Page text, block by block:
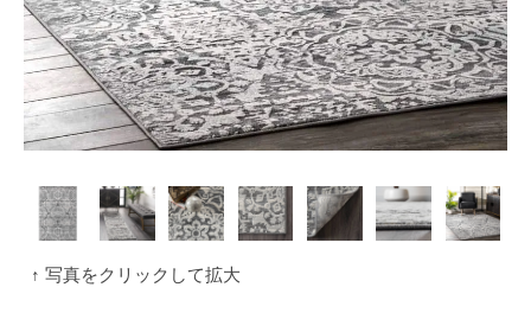
↑ 写真をクリックして拡大